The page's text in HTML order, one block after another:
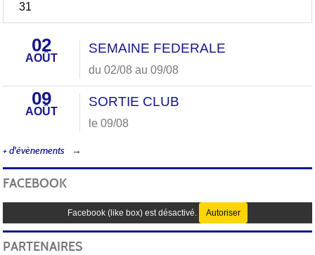
31
02
AOÛT
SEMAINE FEDERALE
du 02/08 au 09/08
09
AOÛT
SORTIE CLUB
le 09/08
+ d'évènements
FACEBOOK
Facebook (like box) est désactivé. Autoriser
PARTENAIRES